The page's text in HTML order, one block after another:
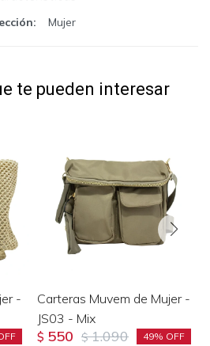
Mujer
te pueden interesar
-
Carteras Muvem de Mujer -
JS03 - Mix
$ 550 $ 1.090 49